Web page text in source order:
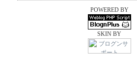
POWERED BY
SKIN BY